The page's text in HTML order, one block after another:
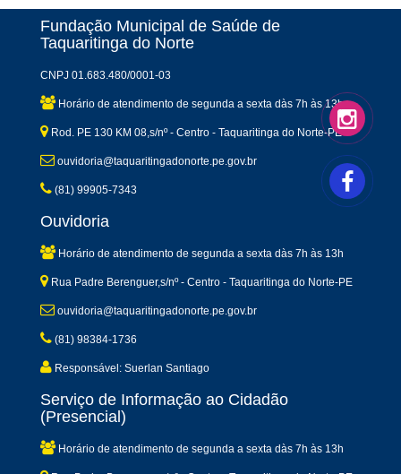
Fundação Municipal de Saúde de
Taquaritinga do Norte
CNPJ 01.683.480/0001-03
Horário de atendimento de segunda a sexta dàs 7h às 13h
Rod. PE 130 KM 08,s/nº - Centro - Taquaritinga do Norte-PE
ouvidoria@taquaritingadonorte.pe.gov.br
(81) 99905-7343
Ouvidoria
Horário de atendimento de segunda a sexta dàs 7h às 13h
Rua Padre Berenguer,s/nº - Centro - Taquaritinga do Norte-PE
ouvidoria@taquaritingadonorte.pe.gov.br
(81) 98384-1736
Responsável: Suerlan Santiago
Serviço de Informação ao Cidadão
(Presencial)
Horário de atendimento de segunda a sexta dàs 7h às 13h